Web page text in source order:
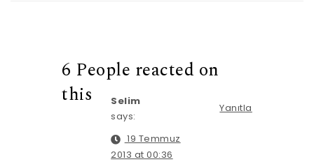
6 People reacted on
this
Yanıtla
Selim
says:
19 Temmuz
2013 at 00:36